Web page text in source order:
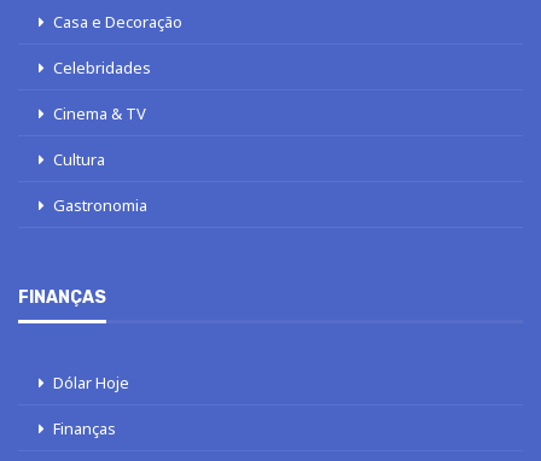
Casa e Decoração
Celebridades
Cinema & TV
Cultura
Gastronomia
FINANÇAS
Dólar Hoje
Finanças